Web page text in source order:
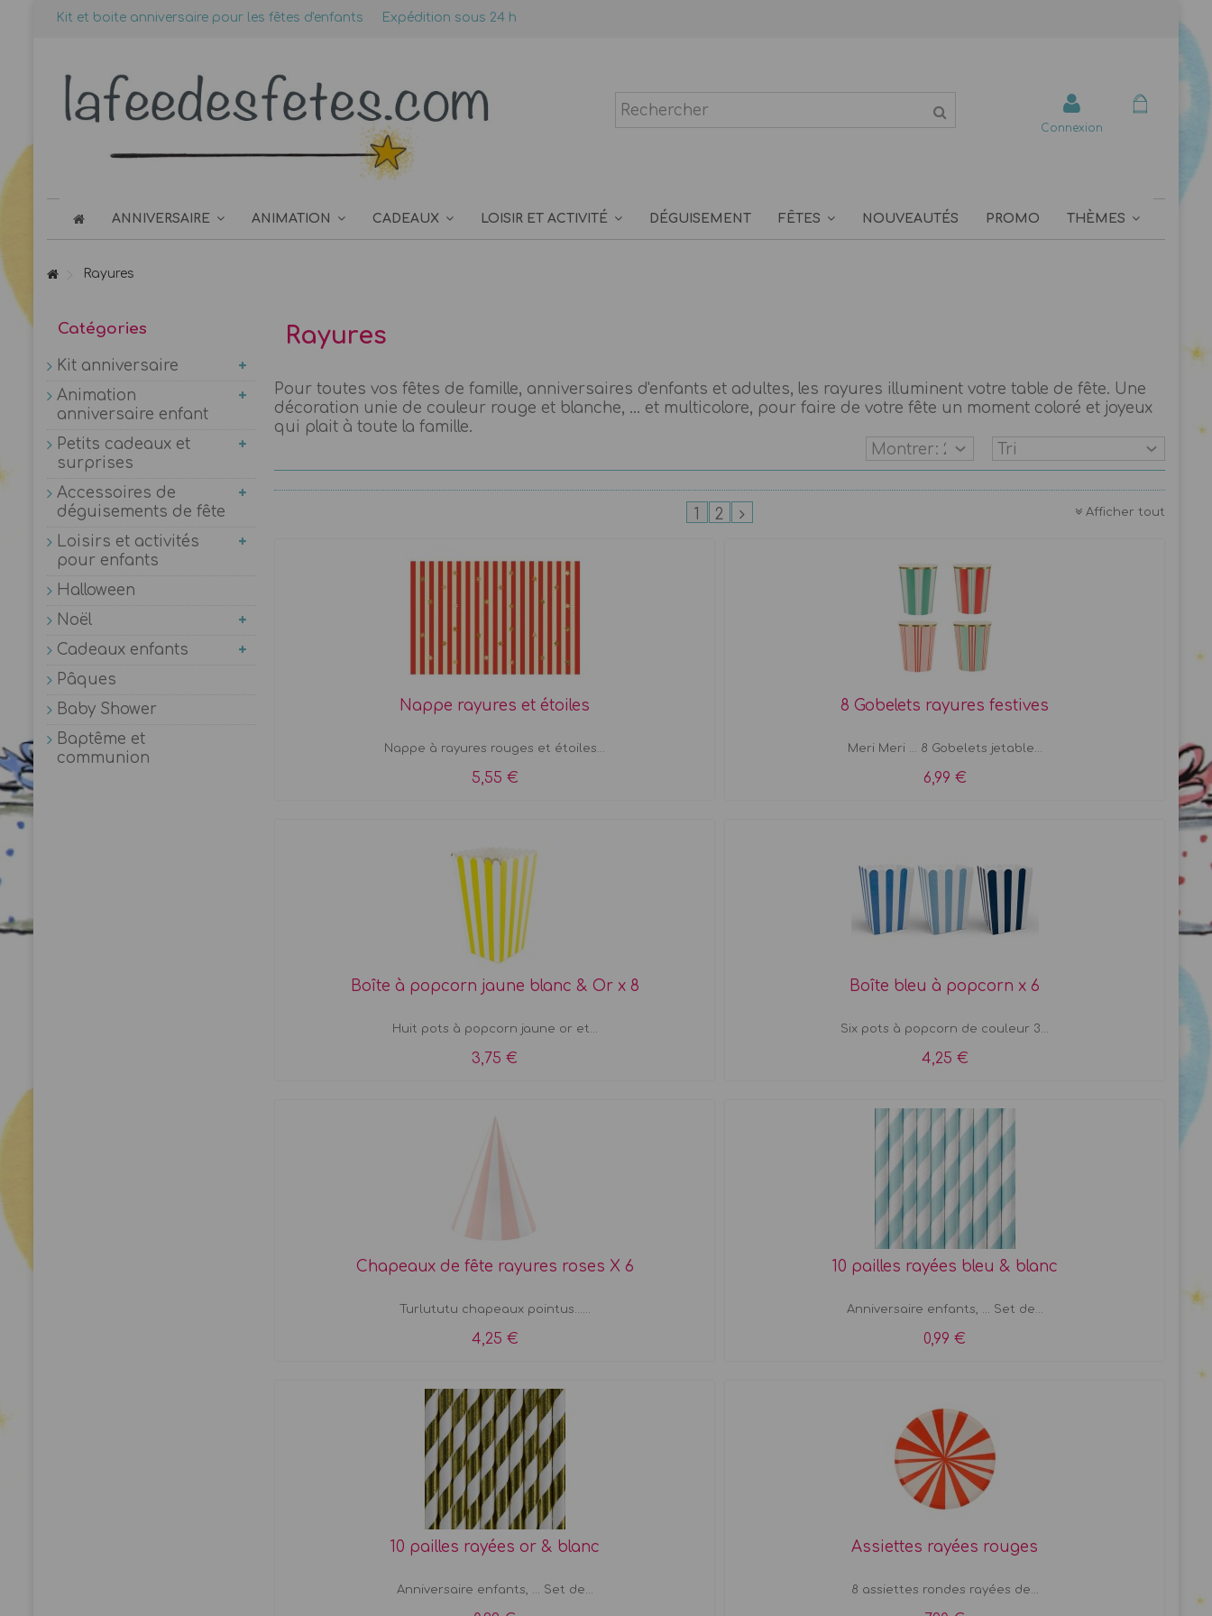
Kit et boite anniversaire pour les fêtes d'enfants Expédition sous 24 h
Connexion
ANNIVERSAIRE ANIMATION CADEAUX LOISIR ET ACTIVITÉ DÉGUISEMENT FÊTES NOUVEAUTÉS PROMO THÈMES
Rayures
Rayures
Pour toutes vos fêtes de famille, anniversaires d'enfants et adultes, les rayures illuminent votre table de fête. Une
décoration unie de couleur rouge et blanche, ... et multicolore, pour faire de votre fête un moment coloré et joyeux
qui plait à toute la famille.
Afficher tout
1 2
Nappe rayures et étoiles
Nappe à rayures rouges et étoiles...
5,55 €
8 Gobelets rayures festives
Meri Meri ... 8 Gobelets jetable...
6,99 €
Boîte à popcorn jaune blanc & Or x 8
Huit pots à popcorn jaune or et...
3,75 €
Boîte bleu à popcorn x 6
Six pots à popcorn de couleur 3...
4,25 €
Chapeaux de fête rayures roses X 6
Turlututu chapeaux pointus......
4,25 €
10 pailles rayées bleu & blanc
Anniversaire enfants, ... Set de...
0,99 €
10 pailles rayées or & blanc
Anniversaire enfants, ... Set de...
Assiettes rayées rouges
8 assiettes rondes rayées de...
Catégories
Kit anniversaire
Animation
anniversaire enfant
Petits cadeaux et
surprises
Accessoires de
déguisements de fête
Loisirs et activités
pour enfants
Halloween
Noël
Cadeaux enfants
Pâques
Baby Shower
Baptême et
communion